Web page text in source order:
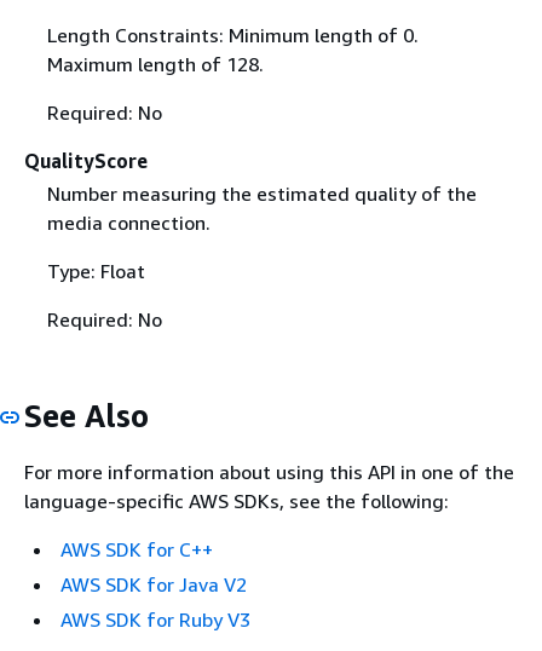
Length Constraints: Minimum length of 0.
Maximum length of 128.
Required: No
QualityScore
Number measuring the estimated quality of the
media connection.
Type: Float
Required: No
See Also
For more information about using this API in one of the
language-specific AWS SDKs, see the following:
AWS SDK for C++
AWS SDK for Java V2
AWS SDK for Ruby V3